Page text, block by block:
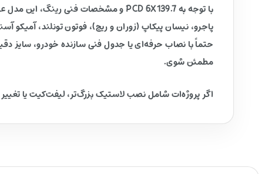
حتماً با نصاب حرفه‌ای یا جدول فنی سازنده خودرو،
مطمئن شوی.
اگر پروژه‌ات شامل نصب لاستیک بزرگ‌تر، لیفت‌کیت یا